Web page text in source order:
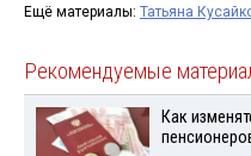
Ещё материалы: Татьяна
Рекомендуемые
Как